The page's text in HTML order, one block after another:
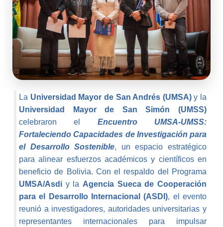
La Universidad Mayor de San Andrés (UMSA)y la
Universidad Mayor de San Simón (UMSS)
celebraron el Encuentro UMSA-UMSS:
Fortaleciendo Capacidades de Investigación para
el Desarrollo Sostenible, un espacio estratégico
para alinear esfuerzos académicos y científicos en
beneficio de Bolivia. Con el respaldo del Programa
UMSA/Asdi y laAgencia Sueca de Cooperación
para el Desarrollo Internacional (ASDI), el evento
reunió a investigadores, autoridades universitarias y
representantes internacionales para impulsar